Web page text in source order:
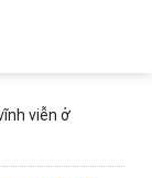
viễn ở